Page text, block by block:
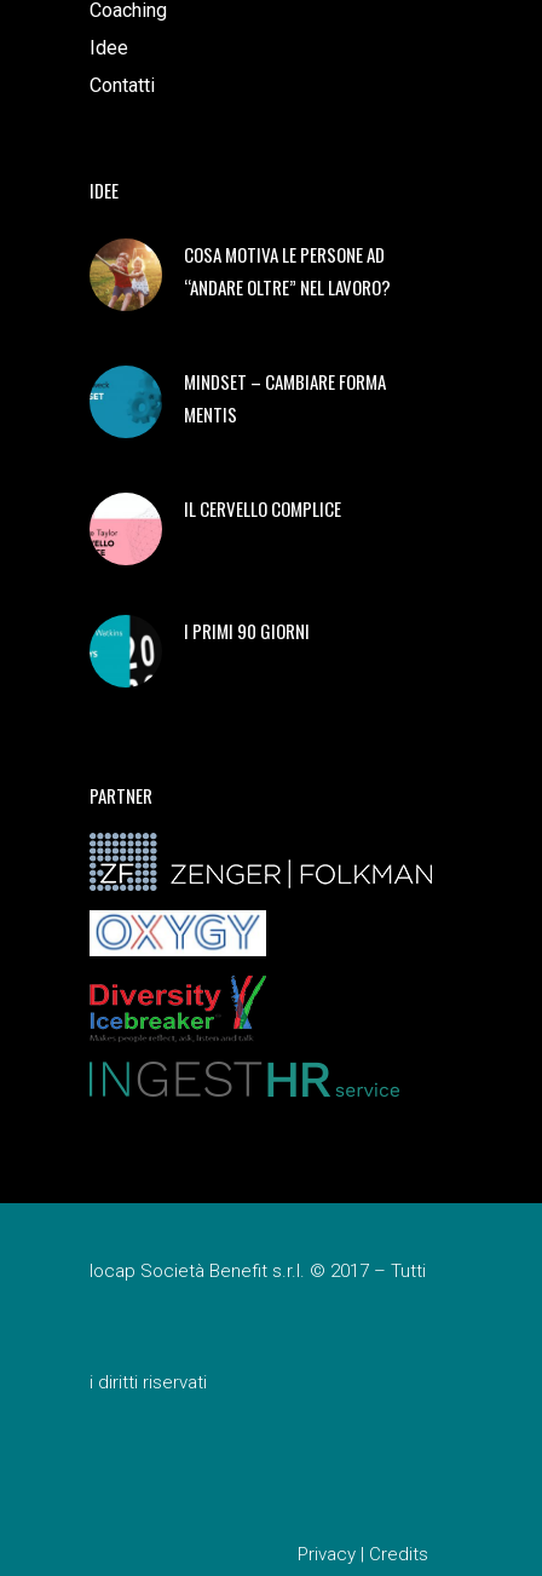
Coaching
Idee
Contatti
IDEE
COSA MOTIVA LE PERSONE AD
“ANDARE OLTRE” NEL LAVORO?
MINDSET – CAMBIARE FORMA
MENTIS
IL CERVELLO COMPLICE
I PRIMI 90 GIORNI
PARTNER
Iocap Società Benefit s.r.l. © 2017 – Tutti
i diritti riservati
Privacy | Credits